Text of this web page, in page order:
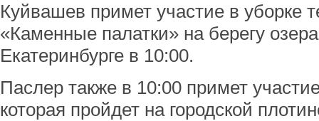
Куйвашев примет участие в уборке
«Каменные палатки» на берегу
Екатеринбурге в 10:00.
Паслер также в 10:00 примет
которая пройдет на городской